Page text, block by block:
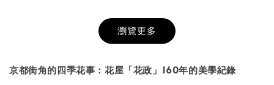
NT$ 50
- +
瀏覽更多
京都街角的四季花事：花屋「花政」160年的美學紀錄